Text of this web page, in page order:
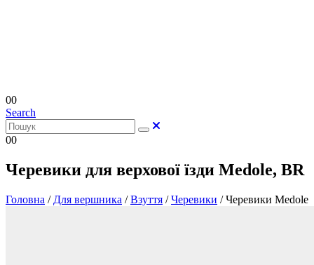
00
Search
00
Черевики для верхової їзди Medole, BR
Головна / Для вершника /Взуття /Черевики /Черевики Medole